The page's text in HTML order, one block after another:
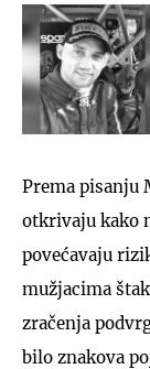
Prema pisanju
otkrivaju kako
povećavaju
mužjacima
zračenja
bilo znakova